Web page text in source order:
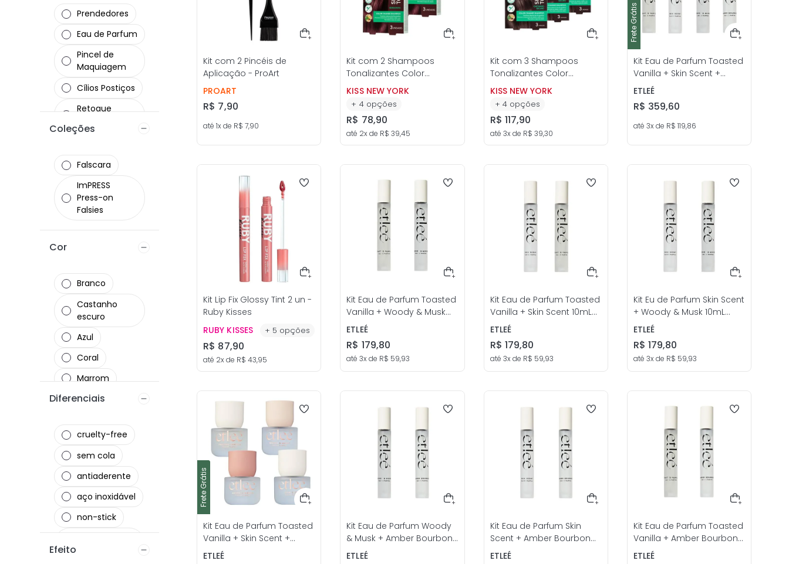
Lábios
Rosto
Sobrancelhas
Prendedores
Eau de Parfum
Pincel de
Maquiagem
Cílios Postiços
Retoque
Pinças
Plástico
Profissionais
Secadores
Coleções
Falscara
ImPRESS
Press-on
Falsies
Cor
Branco
Castanho
escuro
Azul
Coral
Marrom
Preto
Única
Cereja
Diferenciais
cruelty-free
sem cola
antiaderente
aço inoxidável
non-stick
Efeito
Kit com 2 Pincéis de
Aplicação - ProArt
PROART
R$ 7,90
até1x de R$ 7,90
Kit com 2 Shampoos
Tonalizantes Color
Change - Kiss New York
KISS NEW YORK
+ 4opções
R$ 78,90
até 2x de R$ 39,45
Kit com 3 Shampoos
Tonalizantes Color
Change - Kiss New York
KISS NEW YORK
+ 4opções
R$ 117,90
até 3x de R$ 39,30
Frete Grátis
Frete Grátis
Kit Eau de Parfum Toasted
Vanilla + Skin Scent +
Woody & Musk + Amber
etleé
ETLEÉ
R$ 359,60
até 3x de R$ 119,86
Kit Lip Fix Glossy Tint 2 un -
Ruby Kisses
RUBY KISSES
+ 5 opções
R$ 87,90
até 2x de R$ 43,95
Kit Eau de Parfum Toasted
Vanilla + Woody & Musk
10mL Unissex - etleé
ETLEÉ
R$ 179,80
até3x de R$ 59,93
Kit Eau de Parfum Toasted
Vanilla + Skin Scent 10mL
Unissex - etleé
ETLEÉ
R$ 179,80
até 3x de R$ 59,93
Kit Eu de Parfum Skin Scent
+ Woody & Musk 10mL
Unissex - etleé
ETLEÉ
R$ 179,80
até 3x de R$ 59,93
Frete Grátis
Frete Grátis
Kit Eau de Parfum Toasted
Vanilla + Skin Scent +
Wood Musk + Amber
ETLEÉ
Kit Eau de Parfum Woody
& Musk + Amber Bourbon
10mL Unissex - etleé
ETLEÉ
Kit Eau de Parfum Skin
Scent + Amber Bourbon
10ml Unissex - etleé
ETLEÉ
Kit Eau de Parfum Toasted
Vanilla + Amber Bourbon
10mL Unissex - etleé
ETLEÉ